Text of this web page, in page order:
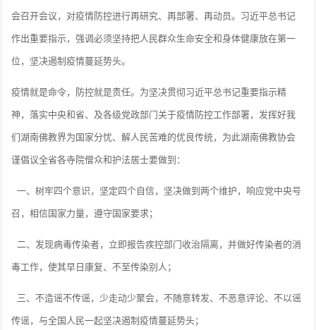
会召开会议，对疫情防控进行再研究、再部署、再动员。习近平总书记
作出重要指示，强调必须坚持把人民群众生命安全和身体健康放在第一
位，坚决遏制疫情蔓延势头。
疫情就是命令，防控就是责任。为坚决贯彻习近平总书记重要指示精
神，落实中央和省、及各级党政部门关于疫情防控工作部署，发挥好我
们湖南佛教界为国家分忧、解人民苦难的优良传统，为此湖南佛教协会
谨倡议全省各寺院僧众和护法居士要做到：
一、树牢四个意识，坚定四个自信，坚决做到两个维护，响应党中央号
召，相信国家力量，遵守国家要求；
二、发现病毒传染者，立即报告疾控部门收治隔离，并做好传染者的消
毒工作，使其早日康复、不至传染别人；
三、不造谣不传谣，少走动少聚会，不随意转发、不恶意评论、不以谣
传谣，与全国人民一起坚决遏制疫情蔓延势头；